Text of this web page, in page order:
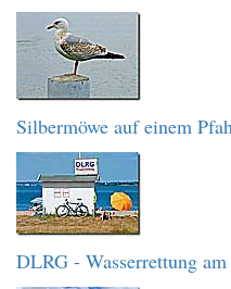
Silbermöwe auf einem
DLRG - Wasserrettung